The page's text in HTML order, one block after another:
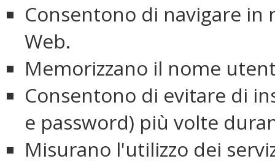
Consentono di navigare
Web.
Memorizzano il nome
Consentono di evitare di
e password) più volte
Misurano l'utilizzo dei